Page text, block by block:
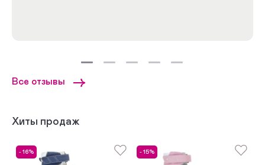
Все отзывы
Хиты продаж
- 16% - 15%